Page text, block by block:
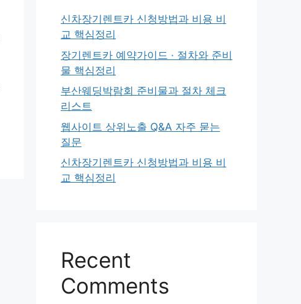
신차장기렌트카 신청방법과 비용 비
교 핵심정리
장기렌트카 예약가이드 · 절차와 준비
물 핵심정리
부산웨딩박람회 준비물과 절차 체크
리스트
웹사이트 상위노출 Q&A 자주 묻는
질문
신차장기렌트카 신청방법과 비용 비
교 핵심정리
Recent
Comments